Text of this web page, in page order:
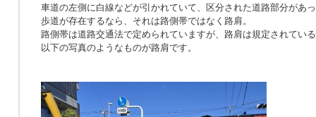
車道の左側に白線などが引かれていて、区分された道路部分があ
歩道が存在するなら、それは路側帯ではなく路肩。
路側帯は道路交通法で定められていますが、路肩は規定されてい
以下の写真のようなものが路肩です。